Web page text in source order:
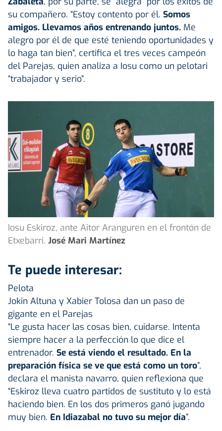
su compañero. “Estoy contento por él. Somos
amigos. Llevamos años entrenando juntos. Me
alegro por él de que esté teniendo oportunidades y
lo haga tan bien”, certifica el tres veces campeón
del Parejas, quien analiza a Iosu como un pelotari
“trabajador y serio”.
Iosu Eskiroz, ante Aitor Aranguren en el frontón de
Etxebarri. José Mari Martínez
Te puede interesar:
Pelota
Jokin Altuna y Xabier Tolosa dan un paso de
gigante en el Parejas
“Le gusta hacer las cosas bien, cuidarse. Intenta
siempre hacer a la perfección lo que dice el
entrenador. Se está viendo el resultado. En la
preparación física se ve que está como un toro”,
declara el manista navarro, quien reflexiona que
“Eskiroz lleva cuatro partidos de sustituto y lo está
haciendo bien. En los dos primeros ganó jugando
muy bien. En Idiazabal no tuvo su mejor día”.